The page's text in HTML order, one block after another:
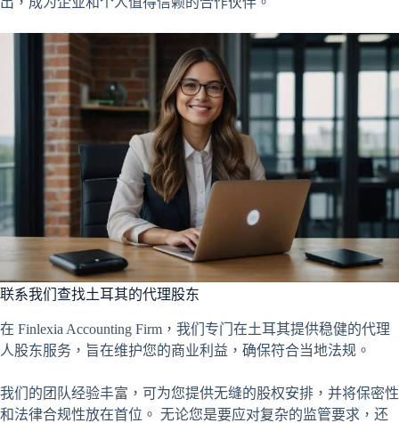
联系我们查找土耳其的代理股东
在 Finlexia Accounting Firm，我们专门在土耳其提供稳健的代理
人股东服务，旨在维护您的商业利益，确保符合当地法规。
我们的团队经验丰富，可为您提供无缝的股权安排，并将保密性
和法律合规性放在首位。 无论您是要应对复杂的监管要求，还